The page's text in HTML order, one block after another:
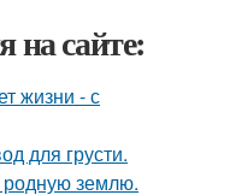
на сайте:
жизни - с
для грусти.
родную землю.